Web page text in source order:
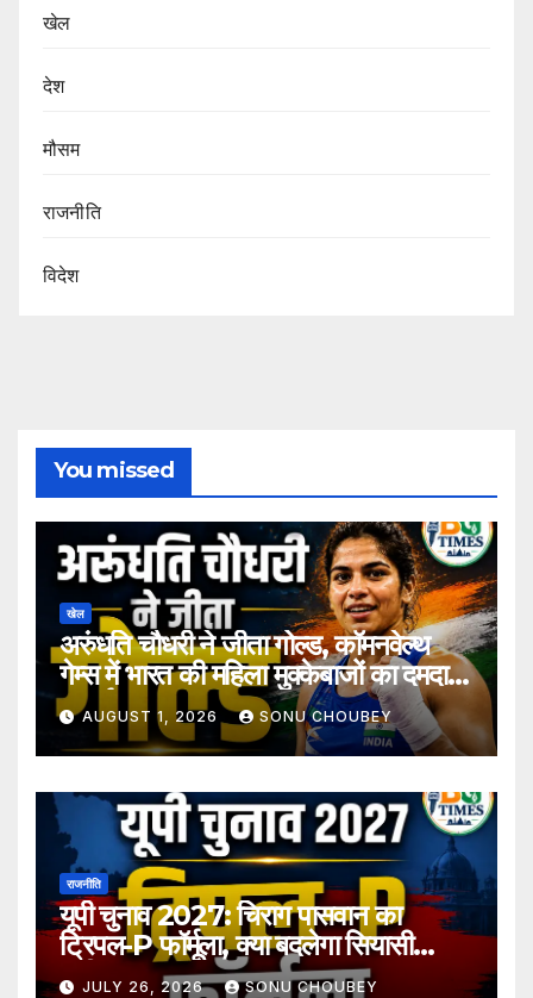
खेल
देश
मौसम
राजनीति
विदेश
You missed
खेल
अरुंधति चौधरी ने जीता गोल्ड, कॉमनवेल्थ
गेम्स में भारत की महिला मुक्केबाजों का दमदार
प्रदर्शन
AUGUST 1, 2026 SONU CHOUBEY
राजनीति
यूपी चुनाव 2027: चिराग पासवान का
ट्रिपल-P फॉर्मूला, क्या बदलेगा सियासी
समीकरण?
JULY 26, 2026 SONU CHOUBEY